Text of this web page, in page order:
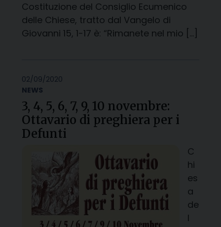
Costituzione del Consiglio Ecumenico
delle Chiese, tratto dal Vangelo di
Giovanni 15, 1-17 è: “Rimanete nel mio […]
02/09/2020
NEWS
3, 4, 5, 6, 7, 9, 10 novembre:
Ottavario di preghiera per i
Defunti
C
hi
es
a
de
l